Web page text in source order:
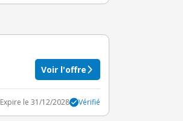
Voir l'offre
Expire le 31/12/2028 Vérifié